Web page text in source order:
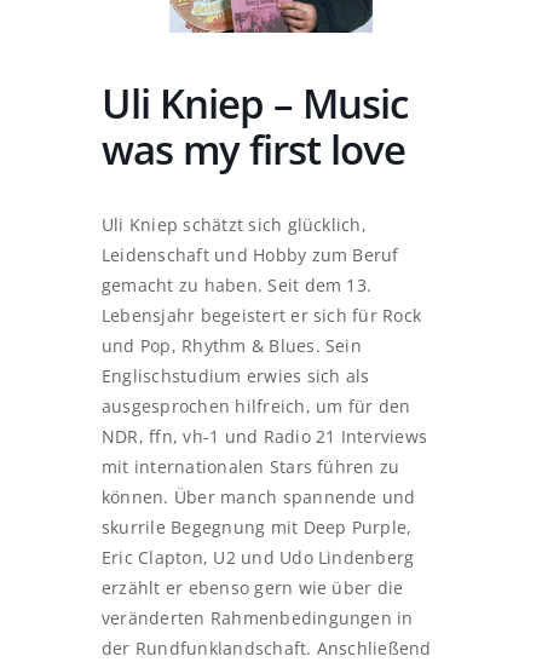
Uli Kniep – Music
was my first love
Uli Kniep schätzt sich glücklich,
Leidenschaft und Hobby zum Beruf
gemacht zu haben. Seit dem 13.
Lebensjahr begeistert er sich für Rock
und Pop, Rhythm & Blues. Sein
Englischstudium erwies sich als
ausgesprochen hilfreich, um für den
NDR, ffn, vh-1 und Radio 21 Interviews
mit internationalen Stars führen zu
können. Über manch spannende und
skurrile Begegnung mit Deep Purple,
Eric Clapton, U2 und Udo Lindenberg
erzählt er ebenso gern wie über die
veränderten Rahmenbedingungen in
der Rundfunklandschaft. Anschließend